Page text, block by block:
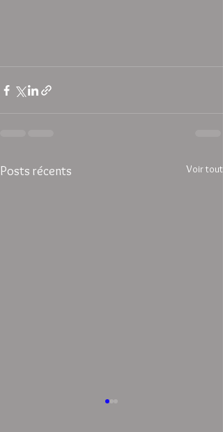
Posts récents Voir tout